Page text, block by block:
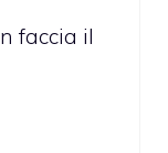
faccia il